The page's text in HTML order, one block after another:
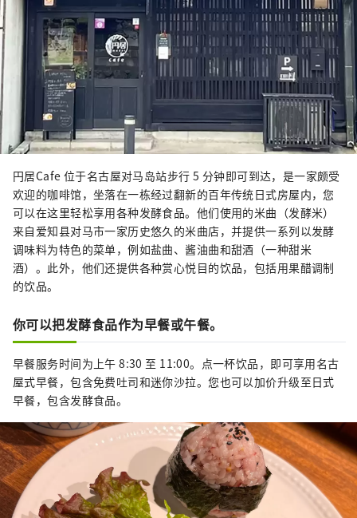
円居Cafe 位于名古屋对马岛站步行 5 分钟即可到达，是一家颇受
欢迎的咖啡馆，坐落在一栋经过翻新的百年传统日式房屋内，您
可以在这里轻松享用各种发酵食品。他们使用的米曲（发酵米）
来自爱知县对马市一家历史悠久的米曲店，并提供一系列以发酵
调味料为特色的菜单，例如盐曲、酱油曲和甜酒（一种甜米
酒）。此外，他们还提供各种赏心悦目的饮品，包括用果醋调制
的饮品。
你可以把发酵食品作为早餐或午餐。
早餐服务时间为上午 8:30 至 11:00。点一杯饮品，即可享用名古
屋式早餐，包含免费吐司和迷你沙拉。您也可以加价升级至日式
早餐，包含发酵食品。